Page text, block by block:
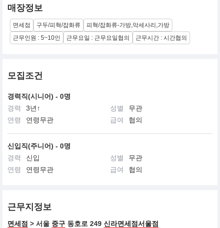
매장정보
면세점 구두/피혁/잡화류
피혁/잡화류-가방,악세사리,가방
근무인원 : 5~10인
근무요일 : 근무요일협의 근무시간 : 시간협의
모집조건
경력직(시니어) - 0명
경력
3년↑ 성별
무관
연령
연령무관 급여 협의
신입직(주니어) - 0명
경력
신입 성별
무관
연령
연령무관 급여 협의
근무지정보
면세점 > 서울 중구 동호로 249 신라면세점서울점